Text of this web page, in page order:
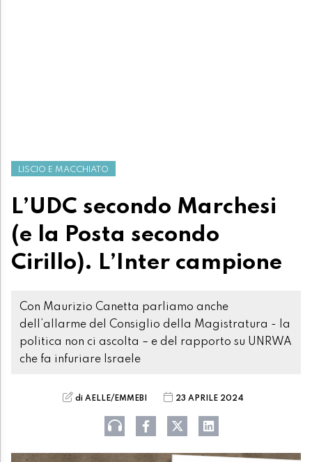
LISCIO E MACCHIATO
L’UDC secondo Marchesi
(e la Posta secondo
Cirillo). L’Inter campione
Con Maurizio Canetta parliamo anche
dell’allarme del Consiglio della Magistratura - la
politica non ci ascolta – e del rapporto su UNRWA
che fa infuriare Israele
di AELLE/EMMEBI 23 APRILE 2024